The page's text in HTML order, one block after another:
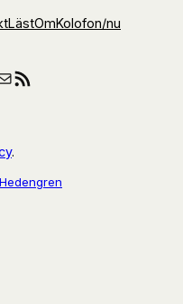
LästOmKolofon/nu
post
RSS-flöde
.